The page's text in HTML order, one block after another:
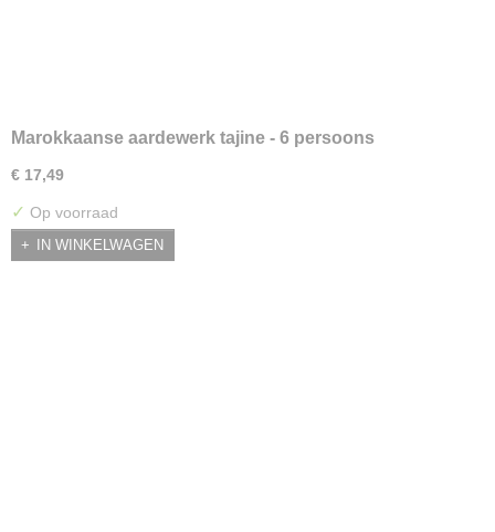
Marokkaanse aardewerk tajine - 6 persoons
€ 17,49
✓ Op voorraad
IN WINKELWAGEN